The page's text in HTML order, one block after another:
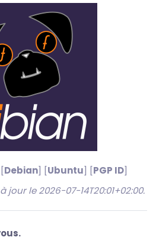
Debian] [Ubuntu] [PGP ID]
jour le 2026-07-14T20:01+02:00.